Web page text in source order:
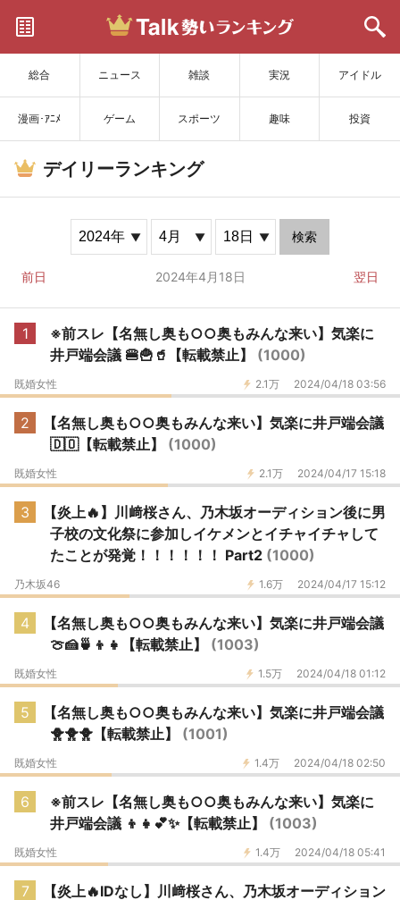
総合 ニュース 雑談 実況 アイドル
漫画･ｱﾆﾒ ゲーム スポーツ 趣味 投資
サイトを更新
デイリーランキング
検索
前日 2024年4月18日 翌日
1
※前スレ【名無し奥も○○奥もみんな来い】気楽に
井戸端会議 🍔🍟🥤【転載禁止】 (1000)
2.1万 2024/04/18 03:56
既婚女性
2
【名無し奥も○○奥もみんな来い】気楽に井戸端会議
🇩🇴【転載禁止】 (1000)
2.1万 2024/04/17 15:18
既婚女性
3
【炎上🔥】川﨑桜さん、乃木坂オーディション後に男
子校の文化祭に参加しイケメンとイチャイチャして
たことが発覚！！！！！！ Part2 (1000)
1.6万 2024/04/17 15:12
乃木坂46
4
【名無し奥も○○奥もみんな来い】気楽に井戸端会議
🍈🍰🍵👦👧【転載禁止】 (1003)
1.5万 2024/04/18 01:12
既婚女性
5
【名無し奥も○○奥もみんな来い】気楽に井戸端会議
🐥🐥🐥【転載禁止】 (1001)
1.4万 2024/04/18 02:50
既婚女性
6
※前スレ【名無し奥も○○奥もみんな来い】気楽に
井戸端会議 👦👧💕✨【転載禁止】 (1003)
1.4万 2024/04/18 05:41
既婚女性
7
【炎上🔥IDなし】川﨑桜さん、乃木坂オーディション